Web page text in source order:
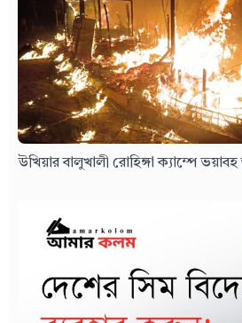
উখিয়ার বালুখালী রোহিঙ্গা ক্যাম্পে